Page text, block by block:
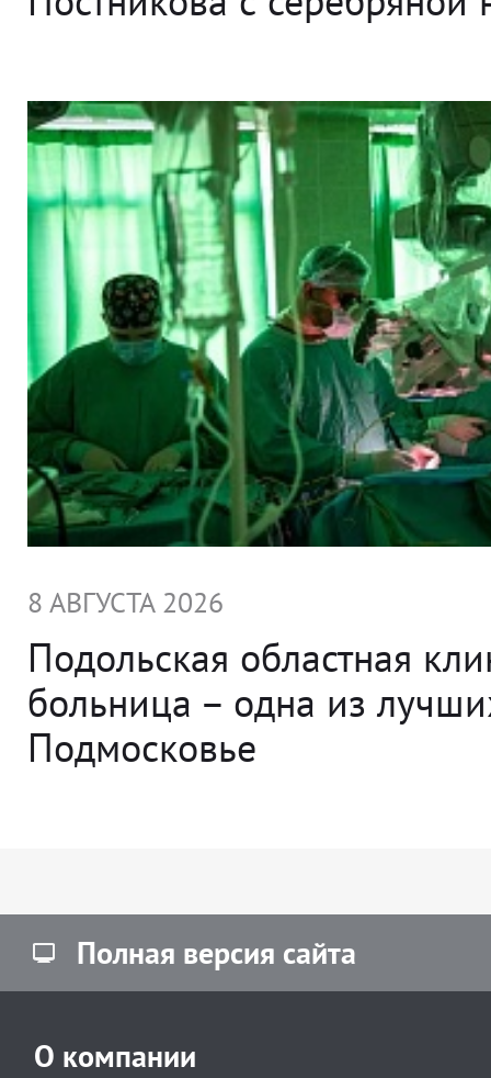
8 АВГУСТА 2026
Подольская областная
больница – одна из
Подмосковье
Полная версия сайта
О компании